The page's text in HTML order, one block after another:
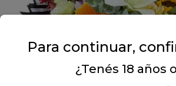
Para continuar,
¿Tenés 18 años